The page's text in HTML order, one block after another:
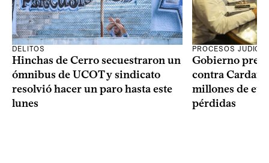
DELITOS
Hinchas de Cerro secuestraron un
ómnibus de UCOT y sindicato
resolvió hacer un paro hasta este
lunes
PROCESOS
Gobierno
contra
millones de
pérdidas